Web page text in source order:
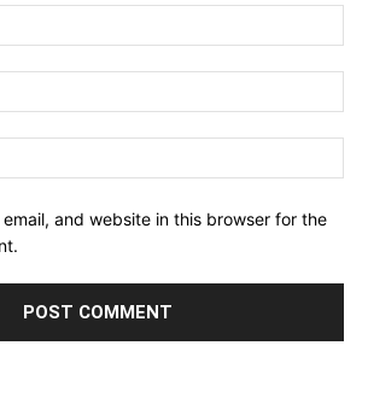
email, and website in this browser for the